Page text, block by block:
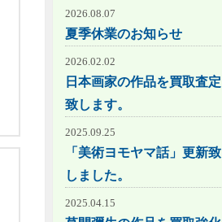
2026.08.07
夏季休業のお知らせ
2026.02.02
日本画家の作品を買取査定
致します。
2025.09.25
「美術ヨモヤマ話」更新致
しました。
2025.04.15